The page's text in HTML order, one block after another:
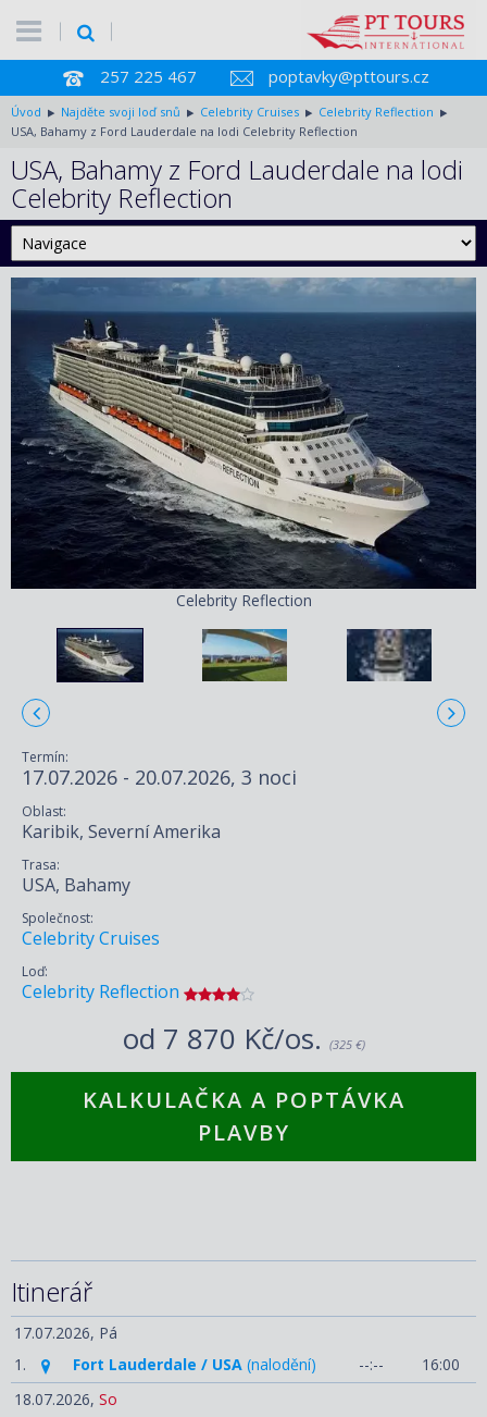
257 225 467 poptavky@pttours.cz
Úvod Najděte svoji loď snů Celebrity Cruises
Celebrity Reflection
USA, Bahamy z Ford Lauderdale na lodi Celebrity Reflection
USA, Bahamy z Ford Lauderdale na lodi
Celebrity Reflection
Celebrity Reflection
Termín:
17.07.2026 - 20.07.2026, 3 noci
Oblast:
Karibik, Severní Amerika
Trasa:
USA, Bahamy
Společnost:
Celebrity Cruises
Loď:
Celebrity Reflection
od 7 870 Kč/os. (325 €)
KALKULAČKA A POPTÁVKA
PLAVBY
Itinerář
17.07.2026, Pá
1.
Fort Lauderdale / USA (nalodění) --:--
16:00
18.07.2026, So